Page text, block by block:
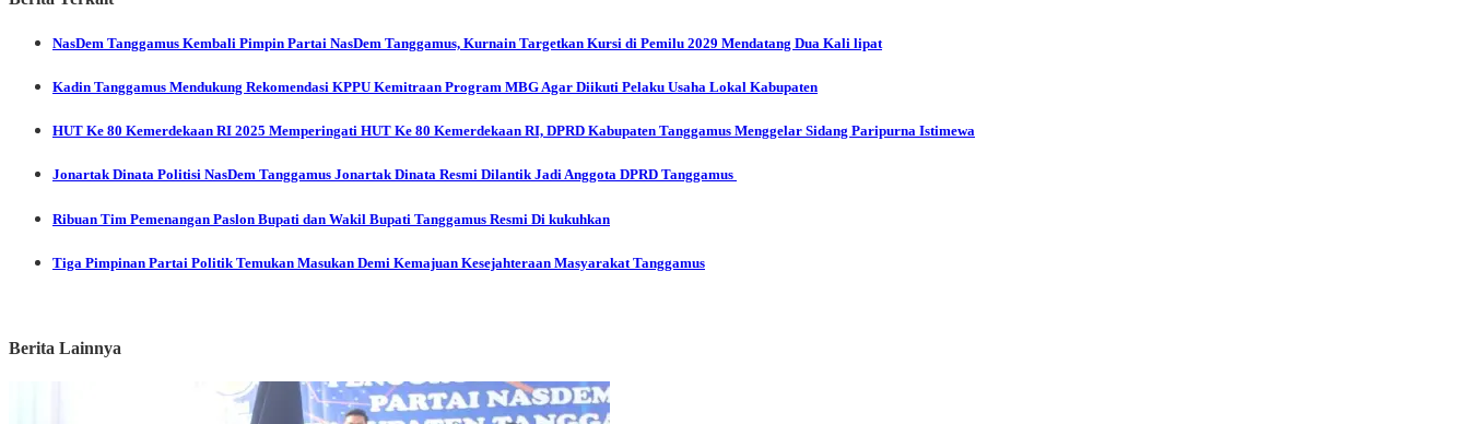
NasDem Tanggamus Kembali Pimpin Partai NasDem Tanggamus, Kurnain Targetkan Kursi di Pemilu 2029 Mendatang Dua Kali lipat
Kadin Tanggamus Mendukung Rekomendasi KPPU Kemitraan Program MBG Agar Diikuti Pelaku Usaha Lokal Kabupaten
HUT Ke 80 Kemerdekaan RI 2025 Memperingati HUT Ke 80 Kemerdekaan RI, DPRD Kabupaten Tanggamus Menggelar Sidang Paripurna Istimewa
Jonartak Dinata Politisi NasDem Tanggamus Jonartak Dinata Resmi Dilantik Jadi Anggota DPRD Tanggamus
Ribuan Tim Pemenangan Paslon Bupati dan Wakil Bupati Tanggamus Resmi Di kukuhkan
Tiga Pimpinan Partai Politik Temukan Masukan Demi Kemajuan Kesejahteraan Masyarakat Tanggamus
Berita Lainnya